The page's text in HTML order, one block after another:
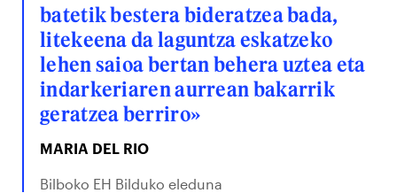
batetik bestera bideratzea bada,
litekeena da laguntza eskatzeko
lehen saioa bertan behera uztea eta
indarkeriaren aurrean bakarrik
geratzea berriro»
MARIA DEL RIO
Bilboko EH Bilduko eleduna